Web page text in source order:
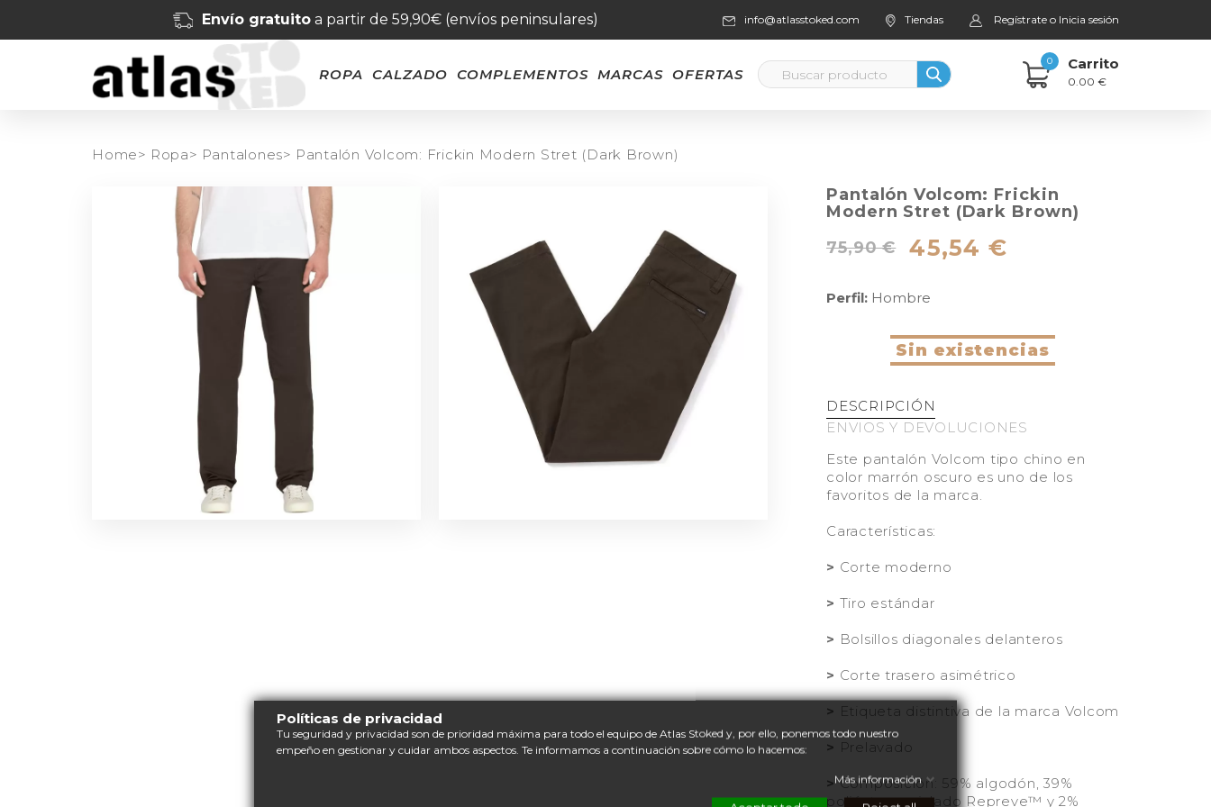
Envío gratuitoa partir de 59,90€ (envíos peninsulares) info@atlasstoked.com Tiendas Regístrate o Inicia sesión
ROPA CALZADO COMPLEMENTOS MARCAS OFERTAS
0 Carrito
0.00 €
Home> Ropa> Pantalones> Pantalón Volcom: Frickin Modern Stret (Dark Brown)
Pantalón Volcom: Frickin
Modern Stret (Dark Brown)
75,90 €
45,54 €
Perfil: Hombre
Sin existencias
DESCRIPCIÓN
ENVIOS Y DEVOLUCIONES
Este pantalón Volcom tipo chino en
color marrón oscuro es uno de los
favoritos de la marca.
Características:
> Corte moderno
> Tiro estándar
> Bolsillos diagonales delanteros
> Corte trasero asimétrico
> Etiqueta distintiva de la marca Volcom
> Prelavado
>Composición: 59% algodón, 39%
poliéster reciclado Repreve™ y 2%
Políticas de privacidad
Tu seguridad y privacidad son de prioridad máxima para todo el equipo de Atlas Stoked y, por ello, ponemos todo nuestro
empeño en gestionar y cuidar ambos aspectos. Te informamos a continuación sobre cómo lo hacemos:
Más información